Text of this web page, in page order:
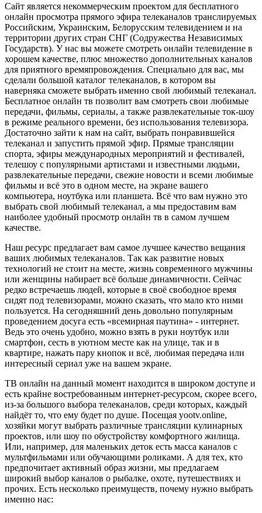
Сайт является некоммерческим проектом для бесплатного
онлайн просмотра прямого эфира телеканалов транслируемых
Российским, Украинским, Белорусским телевидением и на
территории других стран СНГ (Содружества Независимых
Государств). У нас вы можете смотреть онлайн телевидение в
хорошем качестве, плюс множество дополнительных каналов
для приятного времяпровождения. Специально для вас, мы
сделали большой каталог телеканалов, в котором вы
наверняка сможете выбрать именно свой любимый телеканал.
Бесплатное онлайн тв позволит вам смотреть свои любимые
передачи, фильмы, сериалы, а также развлекательные ток-шоу
в режиме реального времени, без использования телевизора.
Достаточно зайти к нам на сайт, выбрать понравившейся
телеканал и запустить прямой эфир. Прямые трансляции
спорта, эфиры международных мероприятий и фестивалей,
телешоу с популярными артистами и известными людьми,
развлекательные передачи, свежие новости и всеми любимые
фильмы и всё это в одном месте, на экране вашего
компьютера, ноутбука или планшета. Всё что вам нужно это
выбрать свой любимый телеканал, а мы предоставим вам
наиболее удобный просмотр онлайн тв в самом лучшем
качестве.
Наш ресурс предлагает вам самое лучшее качество вещания
ваших любимых телеканалов. Так как развитие новых
технологий не стоит на месте, жизнь современного мужчины
или женщины набирает всё больше динамичности. Сейчас
редко встречаешь людей, которые в своё свободное время
сидят под телевизорами, можно сказать, что мало кто ними
пользуется. На сегодняшний день довольно популярным
проведением досуга есть «всемирная паутина» - интернет.
Ведь это очень удобно, можно взять в руки ноутбук или
смартфон, сесть в уютном месте как на улице, так и в
квартире, нажать пару кнопок и всё, любимая передача или
интересный сериал уже на вашем экране.
ТВ онлайн на данный момент находится в широком доступе и
есть крайне востребованным интернет-ресурсом, скорее всего,
из-за большого выбора телеканалов, среди которых, каждый
найдёт то, что ему будет по душе. Посещая yootv.online,
хозяйки могут выбрать различные трансляции кулинарных
проектов, или шоу по обустройству комфортного жилища.
Или, например, для маленьких деток есть масса каналов с
мультфильмами или обучающими роликами. А для тех, кто
предпочитает активный образ жизни, мы предлагаем
широкий выбор каналов о рыбалке, охоте, путешествиях и
прочих. Есть несколько преимуществ, почему нужно выбрать
именно нас: